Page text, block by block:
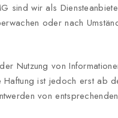
sind wir als
oder nach
Nutzung von
ist jedoch erst ab
von